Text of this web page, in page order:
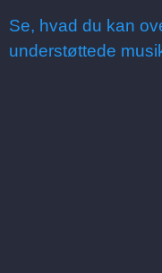
Se, hvad du kan
understøttede